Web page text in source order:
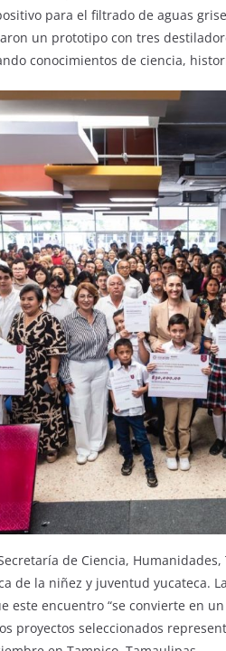
para el filtrado de aguas
un prototipo con tres
conocimientos de ciencia,
de Ciencia,
de la niñez y juventud yucateca.
este encuentro “se convierte en
proyectos seleccionados